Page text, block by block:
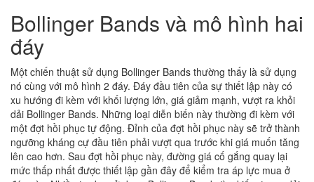
Bollinger Bands và mô hình hai
đáy
Một chiến thuật sử dụng Bollinger Bands thường thấy là sử dụng
nó cùng với mô hình 2 đáy. Đáy đầu tiên của sự thiết lập này có
xu hướng đi kèm với khối lượng lớn, giá giảm mạnh, vượt ra khỏi
dải Bollinger Bands. Những loại diễn biến này thường đi kèm với
một đợt hồi phục tự động. Đỉnh của đợt hồi phục này sẽ trở thành
ngưỡng kháng cự đầu tiên phải vượt qua trước khi giá muốn tăng
lên cao hơn. Sau đợt hồi phục này, đường giá cố gắng quay lại
mức thấp nhất được thiết lập gần đây để kiểm tra áp lực mua ở